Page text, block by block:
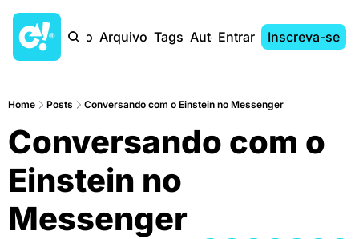
Início Arquivo Tags AutoresEntrar Inscreva-se
Home Posts Conversando com o Einstein no Messenger
Conversando com o
Einstein no
Messenger